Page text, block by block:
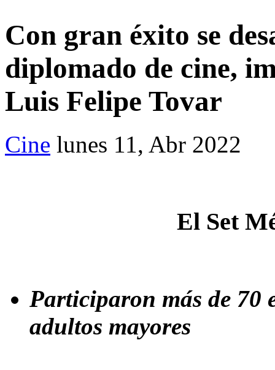
Con gran éxito se
diplomado de cine,
Luis Felipe Tovar
Cine lunes 11, Abr 2022
El Set
Participaron más de 70
adultos mayores